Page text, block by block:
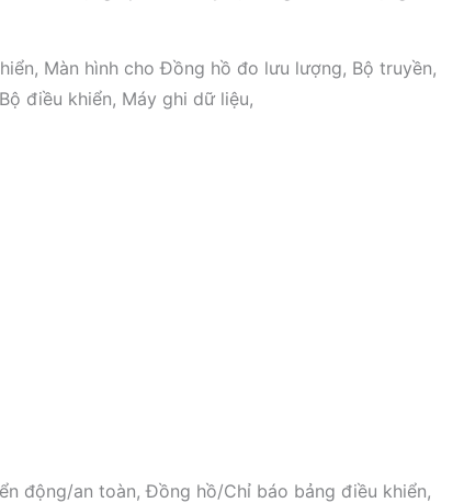
Màn hình cho Đồng hồ đo lưu lượng, Bộ truyền,
điều khiển, Máy ghi dữ liệu,
động/an toàn, Đồng hồ/Chỉ báo bảng điều khiển,